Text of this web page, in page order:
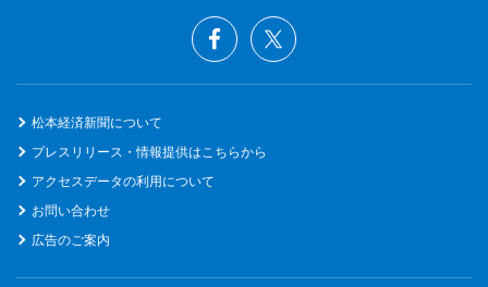
松本経済新聞について
プレスリリース・情報提供はこちらから
アクセスデータの利用について
お問い合わせ
広告のご案内